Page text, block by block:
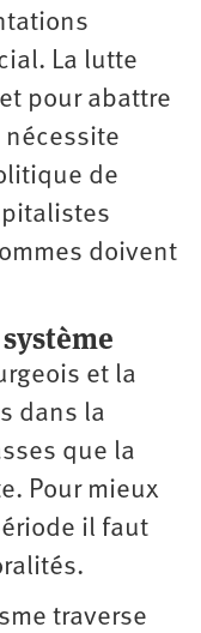
La lutte
pour abattre
de
doivent
et la
dans la
que la
Pour mieux
il faut
traverse